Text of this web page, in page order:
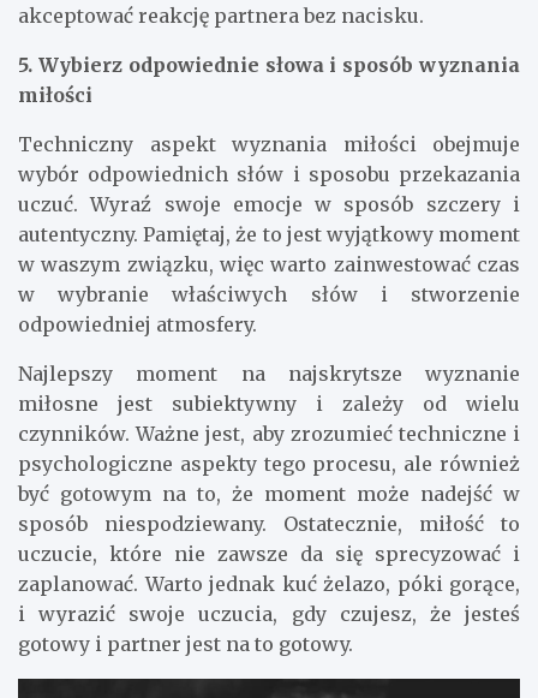
akceptować reakcję partnera bez nacisku.
5. Wybierz odpowiednie słowa i sposób wyznania
miłości
Techniczny aspekt wyznania miłości obejmuje
wybór odpowiednich słów i sposobu przekazania
uczuć. Wyraź swoje emocje w sposób szczery i
autentyczny. Pamiętaj, że to jest wyjątkowy moment
w waszym związku, więc warto zainwestować czas
w wybranie właściwych słów i stworzenie
odpowiedniej atmosfery.
Najlepszy moment na najskrytsze wyznanie
miłosne jest subiektywny i zależy od wielu
czynników. Ważne jest, aby zrozumieć techniczne i
psychologiczne aspekty tego procesu, ale również
być gotowym na to, że moment może nadejść w
sposób niespodziewany. Ostatecznie, miłość to
uczucie, które nie zawsze da się sprecyzować i
zaplanować. Warto jednak kuć żelazo, póki gorące,
i wyrazić swoje uczucia, gdy czujesz, że jesteś
gotowy i partner jest na to gotowy.